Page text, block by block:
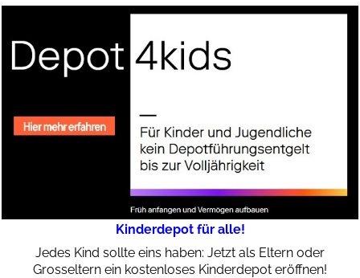
Kinderdepot für alle!
Jedes Kind sollte eins haben: Jetzt als Eltern oder
Grosseltern ein kostenloses Kinderdepot eröffnen!